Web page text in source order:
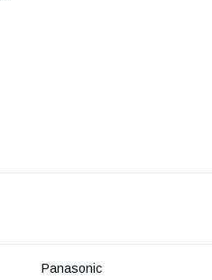
Panasonic